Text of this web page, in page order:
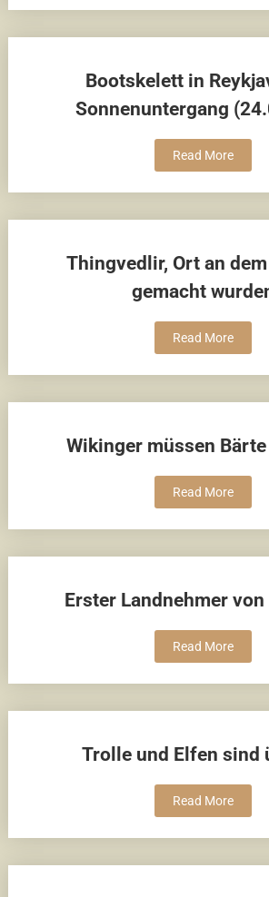
Bootskelett in
Sonnenuntergang
Read More
Thingvedlir, Ort an
gemacht
Read More
Wikinger müssen
Read More
Erster Landnehmer
Read More
Trolle und Elfen sind
Read More